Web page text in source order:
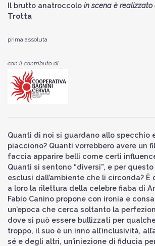
Il brutto anatroccolo in scena è realizzato
Trotta
prima assoluta
con il contributo di
Quanti di noi si guardano allo specchio
piacciono? Quanti vorrebbero avere un
faccia apparire belli come certi
Quanti si sentono “diversi”, e per
esclusi dall’ambiente che li circonda?
a loro la rilettura della celebre fiaba di
Fabio Canino propone con ironia e
un’epoca che cerca soltanto la
dove si può essere bullizzati per
troppo, il suo è un inno all’inclusività,
sé e degli altri, un’iniezione di fiducia